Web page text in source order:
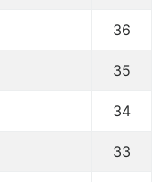
36
35
34
33